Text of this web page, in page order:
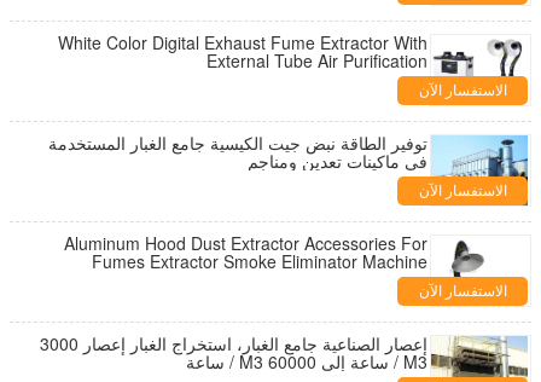
White Color Digital Exhaust Fume Extractor With
External Tube Air Purification
الاستفسار الآن
توفير الطاقة نبض جيت الكيسية جامع الغبار المستخدمة
في ماكينات تعدين ومناجم
الاستفسار الآن
Aluminum Hood Dust Extractor Accessories For
Fumes Extractor Smoke Eliminator Machine
الاستفسار الآن
إعصار الصناعية جامع الغبار، استخراج الغبار إعصار 3000
M3 / ساعة إلى 60000 M3 / ساعة